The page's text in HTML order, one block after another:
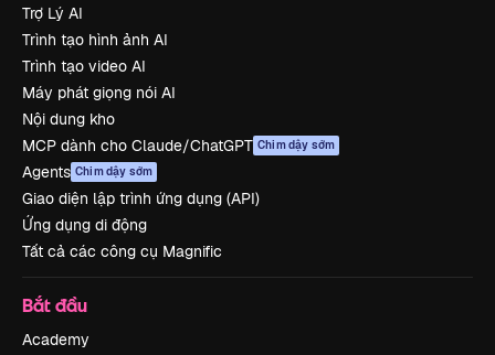
Trợ Lý AI
Trình tạo hình ảnh AI
Trình tạo video AI
Máy phát giọng nói AI
Nội dung kho
MCP dành cho Claude/ChatGPT Chim dậy sớm
Agents Chim dậy sớm
Giao diện lập trình ứng dụng (API)
Ứng dụng di động
Tất cả các công cụ Magnific
Bắt đầu
Academy